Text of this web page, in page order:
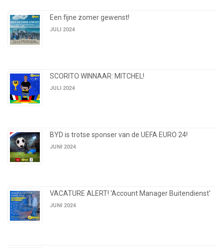
Een fijne zomer gewenst!
JULI 2024
SCORITO WINNAAR: MITCHEL!
JULI 2024
BYD is trotse sponser van de UEFA EURO 24!
JUNI 2024
VACATURE ALERT! 'Account Manager Buitendienst'
JUNI 2024